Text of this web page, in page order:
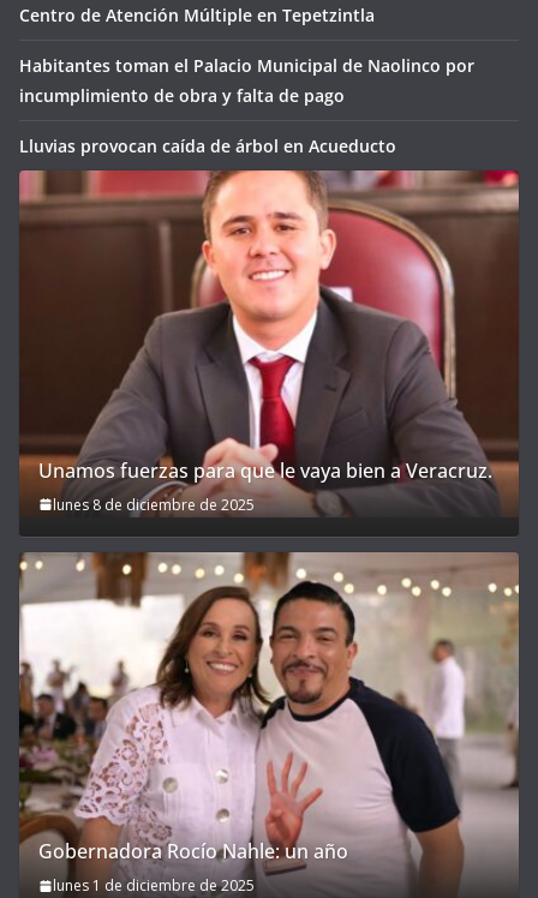
Centro de Atención Múltiple en Tepetzintla
Habitantes toman el Palacio Municipal de Naolinco por
incumplimiento de obra y falta de pago
Lluvias provocan caída de árbol en Acueducto
Unamos fuerzas para que le vaya bien a Veracruz.
lunes 8 de diciembre de 2025
Gobernadora Rocío Nahle: un año
lunes 1 de diciembre de 2025